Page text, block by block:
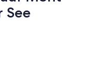
See